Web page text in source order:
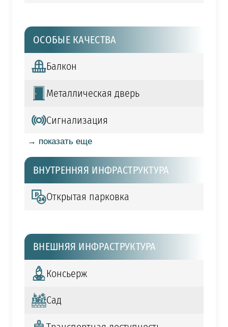
ОСОБЫЕ КАЧЕСТВА
Балкон
Металлическая дверь
Сигнализация
→ показать еще
ВНУТРЕННЯЯ ИНФРАСТРУКТУРА
Открытая парковка
ВНЕШНЯЯ ИНФРАСТРУКТУРА
Консьерж
Сад